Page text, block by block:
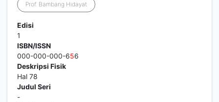
Prof. Bambang Hidayat
Edisi
1
ISBN/ISSN
000-000-000-656
Deskripsi Fisik
Hal 78
Judul Seri
-